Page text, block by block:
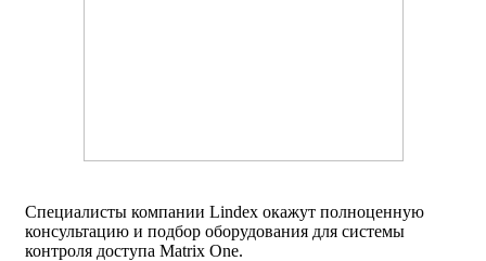
Специалисты компании Lindex окажут полноценную
консультацию и подбор оборудования для системы
контроля доступа Matrix One.